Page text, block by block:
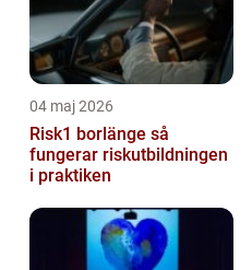
04 maj 2026
Risk1 borlänge så
fungerar riskutbildningen
i praktiken